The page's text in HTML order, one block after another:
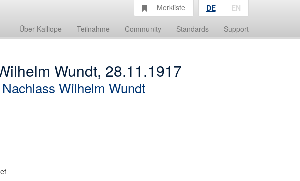
Über Kalliope Teilnahme Community Standards Support
Merkliste DE EN
Wundt, 28.11.1917
Nachlass Wilhelm Wundt